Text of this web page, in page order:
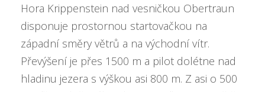
Hora Krippenstein nad vesničkou Obertraun
disponuje prostornou startovačkou na
západní směry větrů a na východní vítr.
Převýšení je přes 1500 m a pilot dolétne nad
hladinu jezera s výškou asi 800 m. Z asi o 500